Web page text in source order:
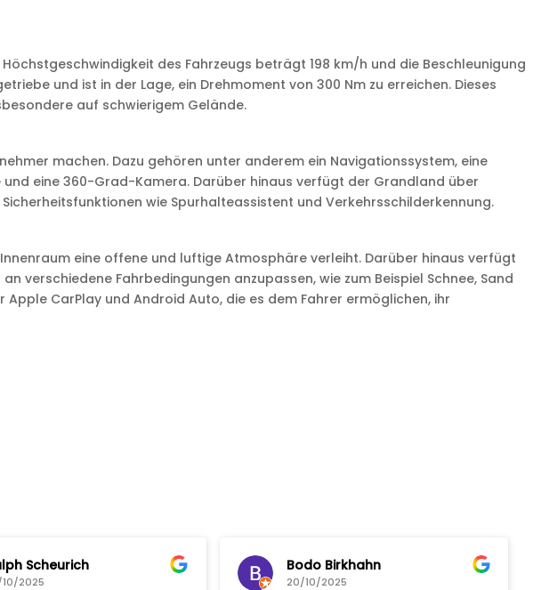
des Fahrzeugs beträgt 198 km/h und die Beschleunigung
und ist in der Lage, ein Drehmoment von 300 Nm zu erreichen. Dieses
auf schwierigem Gelände.
machen. Dazu gehören unter anderem ein Navigationssystem, eine
eine 360-Grad-Kamera. Darüber hinaus verfügt der Grandland über
wie Spurhalteassistent und Verkehrsschilderkennung.
eine offene und luftige Atmosphäre verleiht. Darüber hinaus verfügt
Fahrbedingungen anzupassen, wie zum Beispiel Schnee, Sand
CarPlay und Android Auto, die es dem Fahrer ermöglichen, ihr
Scheurich
2025
Bodo Birkhahn
20/10/2025